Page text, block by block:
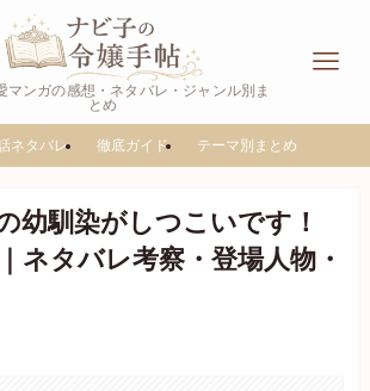
マンガの感想・ネタバレ・ジャンル別ま
とめ
ネタバレ 徹底ガイド テーマ別まとめ
幼馴染がしつこいです！
ネタバレ考察・登場人物・